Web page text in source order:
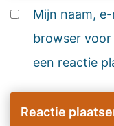
Mijn naam,
browser voor
een reactie